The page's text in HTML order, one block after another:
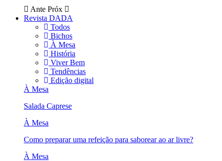
Ante Próx
Revista DADA
Todos
Bichos
À Mesa
História
Viver Bem
Tendências
Edição digital
À Mesa
Salada Caprese
À Mesa
Como preparar uma refeição para saborear ao ar livre?
À Mesa